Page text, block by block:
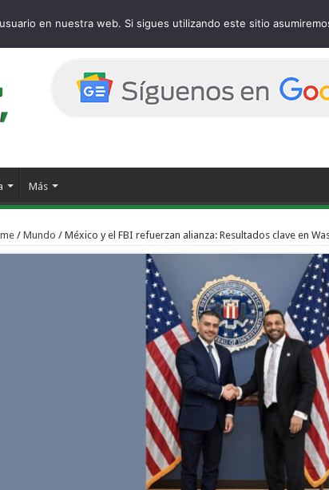
Más
/ Mundo / México y el FBI refuerzan alianza: Resultados clave en
en nuestra web. Si sigues utilizando este sitio